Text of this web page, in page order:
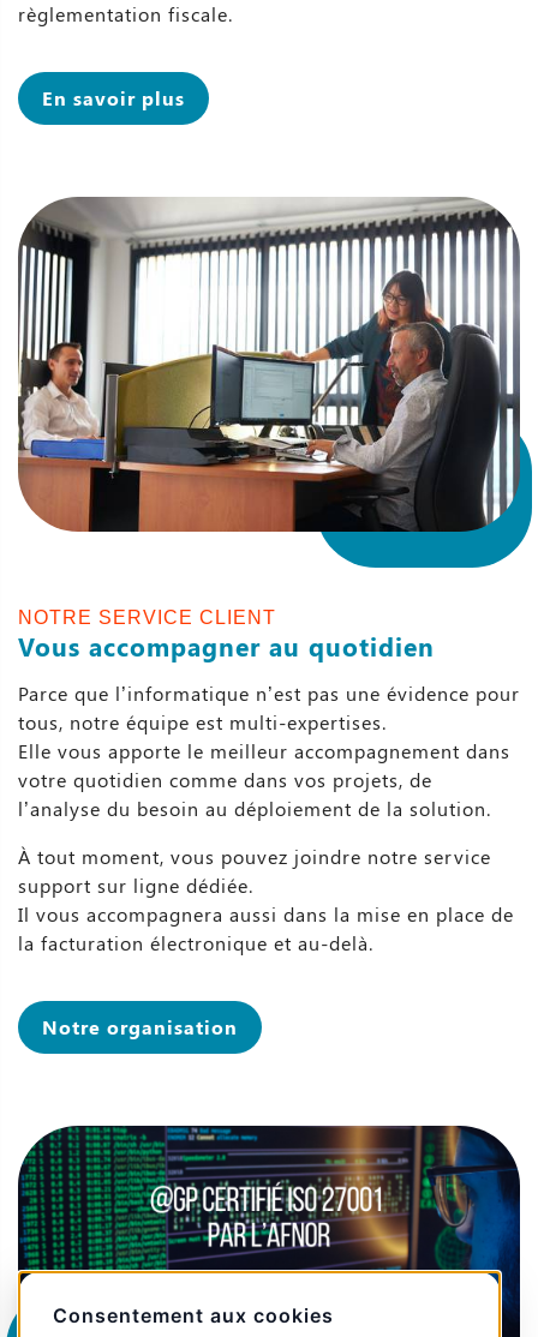
règlementation fiscale.
En savoir plus
NOTRE SERVICE CLIENT
Vous accompagner au quotidien
Parce que l’informatique n’est pas une évidence pour
tous, notre équipe est multi-expertises.
Elle vous apporte le meilleur accompagnement dans
votre quotidien comme dans vos projets, de
l’analyse du besoin au déploiement de la solution.
À tout moment, vous pouvez joindre notre service
support sur ligne dédiée.
Il vous accompagnera aussi dans la mise en place de
la facturation électronique et au-delà.
Notre organisation
Consentement aux cookies